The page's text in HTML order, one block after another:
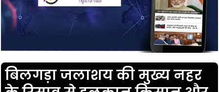
बिलगड़ा जलाशय की मुख्य नहर